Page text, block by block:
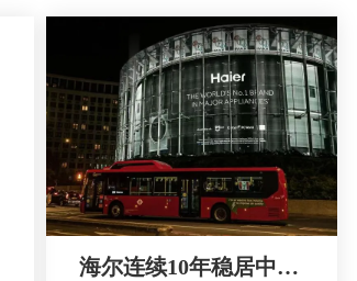
海尔连续10年稳居中国全球化品牌十强